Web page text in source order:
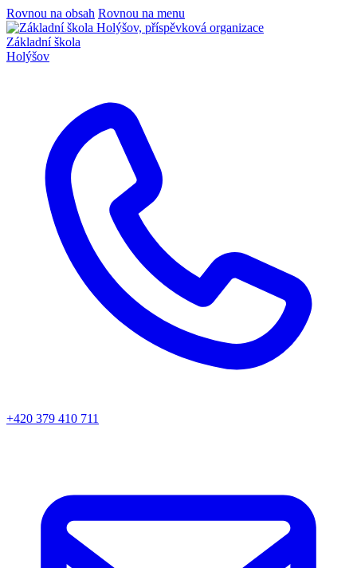
Rovnou na obsah Rovnou na menu
Základní škola
Holýšov
+420 379 410 711